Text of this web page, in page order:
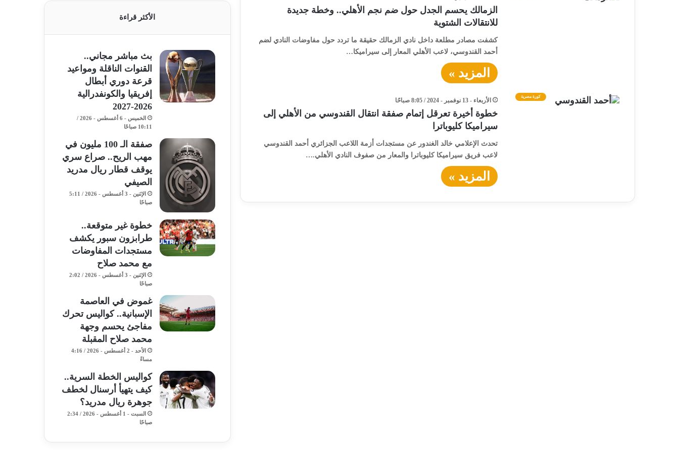
الزمالك يحسم الجدل حول ضم نجم الأهلي.. وخطة جديدة
للانتقالات الشتوية
كشفت مصادر مطلعة داخل نادي الزمالك حقيقة ما تردد حول مفاوضات النادي لضم
أحمد القندوسي، لاعب الأهلي المعار إلى سيراميكا…
المزيد »
كورة مصرية
الأربعاء - 13 نوفمبر - 2024 / 8:05 صباحًا
خطوة أخيرة تعرقل إتمام صفقة انتقال القندوسي من الأهلي إلى
سيراميكا كليوباترا
تحدث الإعلامي خالد الغندور عن مستجدات أزمة اللاعب الجزائري أحمد القندوسي
لاعب فريق سيراميكا كليوباترا والمعار من صفوف النادي الأهلي.…
المزيد »
الأكثر قراءة
بث مباشر مجاني..
القنوات الناقلة ومواعيد
قرعة دوري أبطال
إفريقيا والكونفدرالية
2026-2027
الخميس - 6 أغسطس - 2026 /
10:11 صباحًا
صفقة الـ 100 مليون في
مهب الريح.. صراع سري
يوقف قطار ريال مدريد
الصيفي
الإثنين - 3 أغسطس - 2026 / 5:11
صباحًا
خطوة غير متوقعة..
طرابزون سبور يكشف
مستجدات المفاوضات
مع محمد صلاح
الإثنين - 3 أغسطس - 2026 / 2:02
صباحًا
غموض في العاصمة
الإسبانية.. كواليس تحرك
مفاجئ يحسم وجهة
محمد صلاح المقبلة
الأحد - 2 أغسطس - 2026 / 4:16
مساءً
كواليس الخطة السرية..
كيف يتهيأ أرسنال لخطف
جوهرة ريال مدريد؟
السبت - 1 أغسطس - 2026 / 2:34
صباحًا